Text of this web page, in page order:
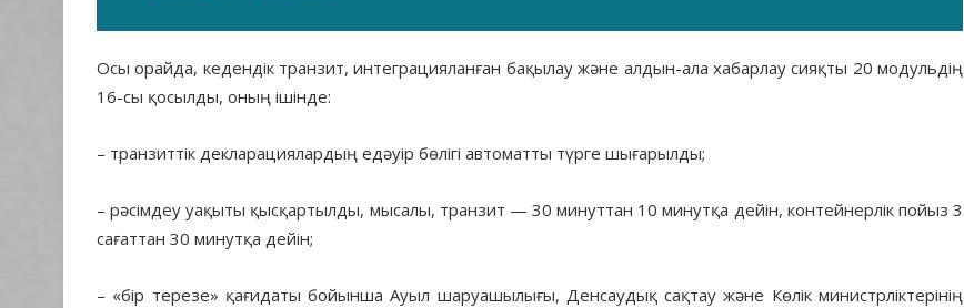
Осы орайда, кедендік транзит, интеграцияланған бақылау және алдын-ала хабарлау сияқты 20 модульдің
16-сы қосылды, оның ішінде:
– транзиттік декларациялардың едәуір бөлігі автоматты түрге шығарылды;
– рәсімдеу уақыты қысқартылды, мысалы, транзит — 30 минуттан 10 минутқа дейін, контейнерлік пойыз 3
сағаттан 30 минутқа дейін;
– «бір терезе» қағидаты бойынша Ауыл шаруашылығы, Денсаудық сақтау және Көлік министрліктерінің